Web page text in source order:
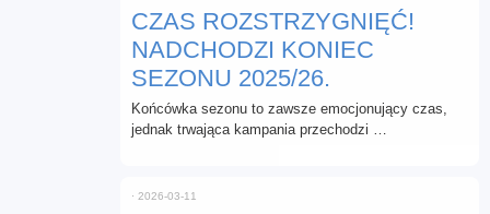
CZAS ROZSTRZYGNIĘĆ!
NADCHODZI KONIEC
SEZONU 2025/26.
Końcówka sezonu to zawsze emocjonujący czas,
jednak trwająca kampania przechodzi …
⋅ 2026-03-11